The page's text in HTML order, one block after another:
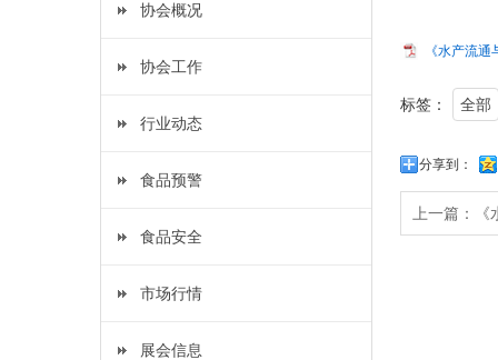
协会概况
协会工作
行业动态
食品预警
食品安全
市场行情
展会信息
《水产流
标签： 全部
分享到：
上一篇：